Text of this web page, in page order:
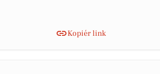
Kopiér link